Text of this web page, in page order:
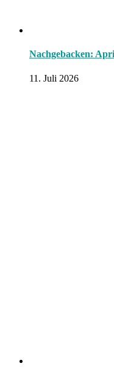
Nachgebacken:
11. Juli 2026